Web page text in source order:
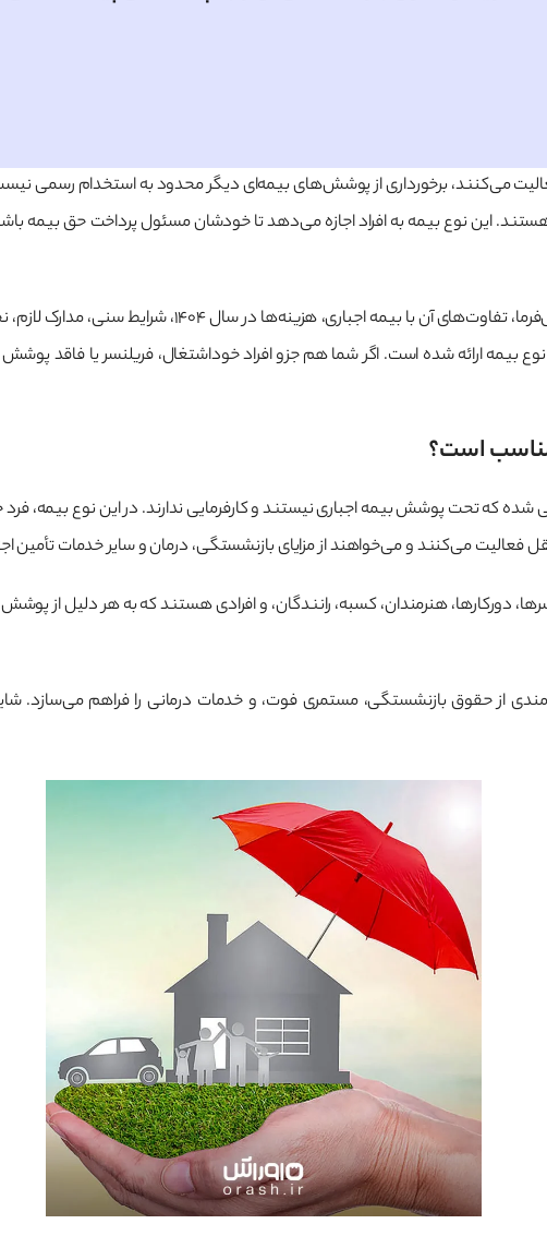
فعالیت می‌کنند، برخورداری از پوشش‌های بیمه‌ای دیگر محدود به استخدام رسمی
این نوع بیمه به افراد اجازه می‌دهد تا خودشان مسئول پرداخت حق بیمه
در این مقاله از سایت اوراش، به‌صورت کامل به بررسی
ارائه شده است. اگر شما هم جزو افراد خوداشتغال، فریلنسر یا فاقد پوشش
است؟
که تحت پوشش بیمه اجباری نیستند و کارفرمایی ندارند. در این نوع بیمه،
می‌کنند و می‌خواهند از مزایای بازنشستگی، درمان و سایر خدمات تأمین
هنرمندان، کسبه، رانندگان، و افرادی هستند که به هر دلیل از پوشش
از حقوق بازنشستگی، مستمری فوت، و خدمات درمانی را فراهم می‌سازد.